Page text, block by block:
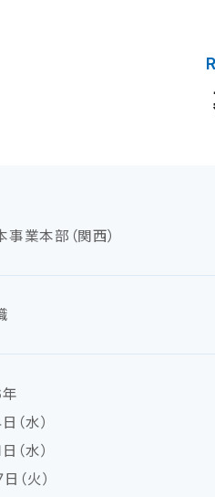
事業本部（関西）
（水）
（水）
（火）